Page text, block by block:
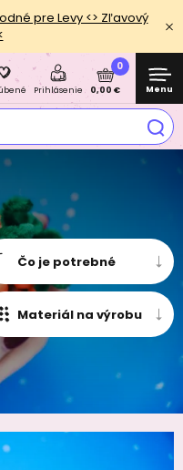
pre Levy <> Zľavový
Prihlásenie
0
0,00 € Menu
Čo je potrebné
Materiál na výrobu